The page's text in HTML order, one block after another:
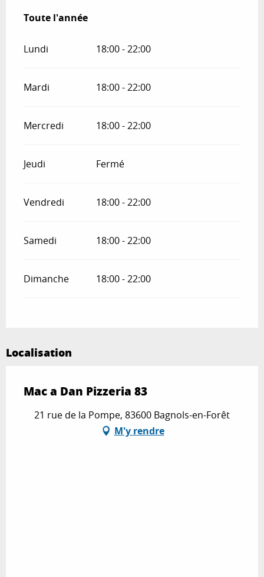
Toute l'année
Toute l'année
Lundi 18:00 - 22:00
Mardi 18:00 - 22:00
Mercredi 18:00 - 22:00
Jeudi Fermé
Vendredi 18:00 - 22:00
Samedi 18:00 - 22:00
Dimanche 18:00 - 22:00
Localisation
Mac a Dan Pizzeria 83
21 rue de la Pompe, 83600 Bagnols-en-Forêt
M'y rendre